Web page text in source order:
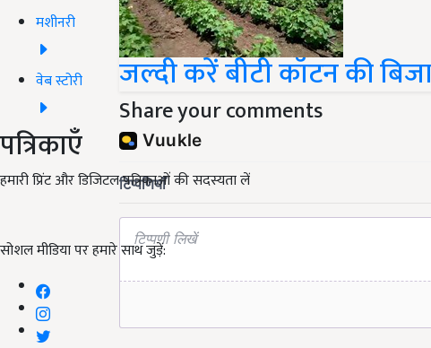
मशीनरी
वेब स्टोरी
पत्रिकाएँ
हमारी प्रिंट और डिजिटल पत्रिकाओं की सदस्यता लें
सोशल मीडिया पर हमारे साथ जुड़ें:
जल्दी करें बीटी कॉटन की
Share your comments